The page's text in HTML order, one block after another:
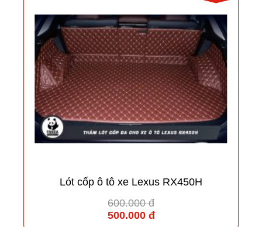
Lót cốp ô tô xe Lexus RX450H
600.000 đ
500.000 đ